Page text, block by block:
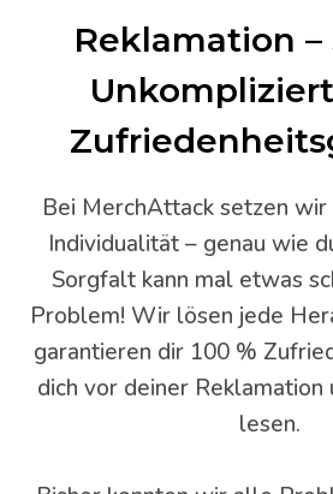
Reklamation –
Bei MerchAttack setzen
Individualität – genau wie
Sorgfalt kann mal etwas
Problem! Wir lösen jede
garantieren dir 100 %
dich vor deiner Reklamation
lesen.